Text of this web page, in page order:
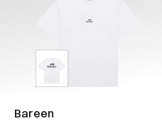
Bareen